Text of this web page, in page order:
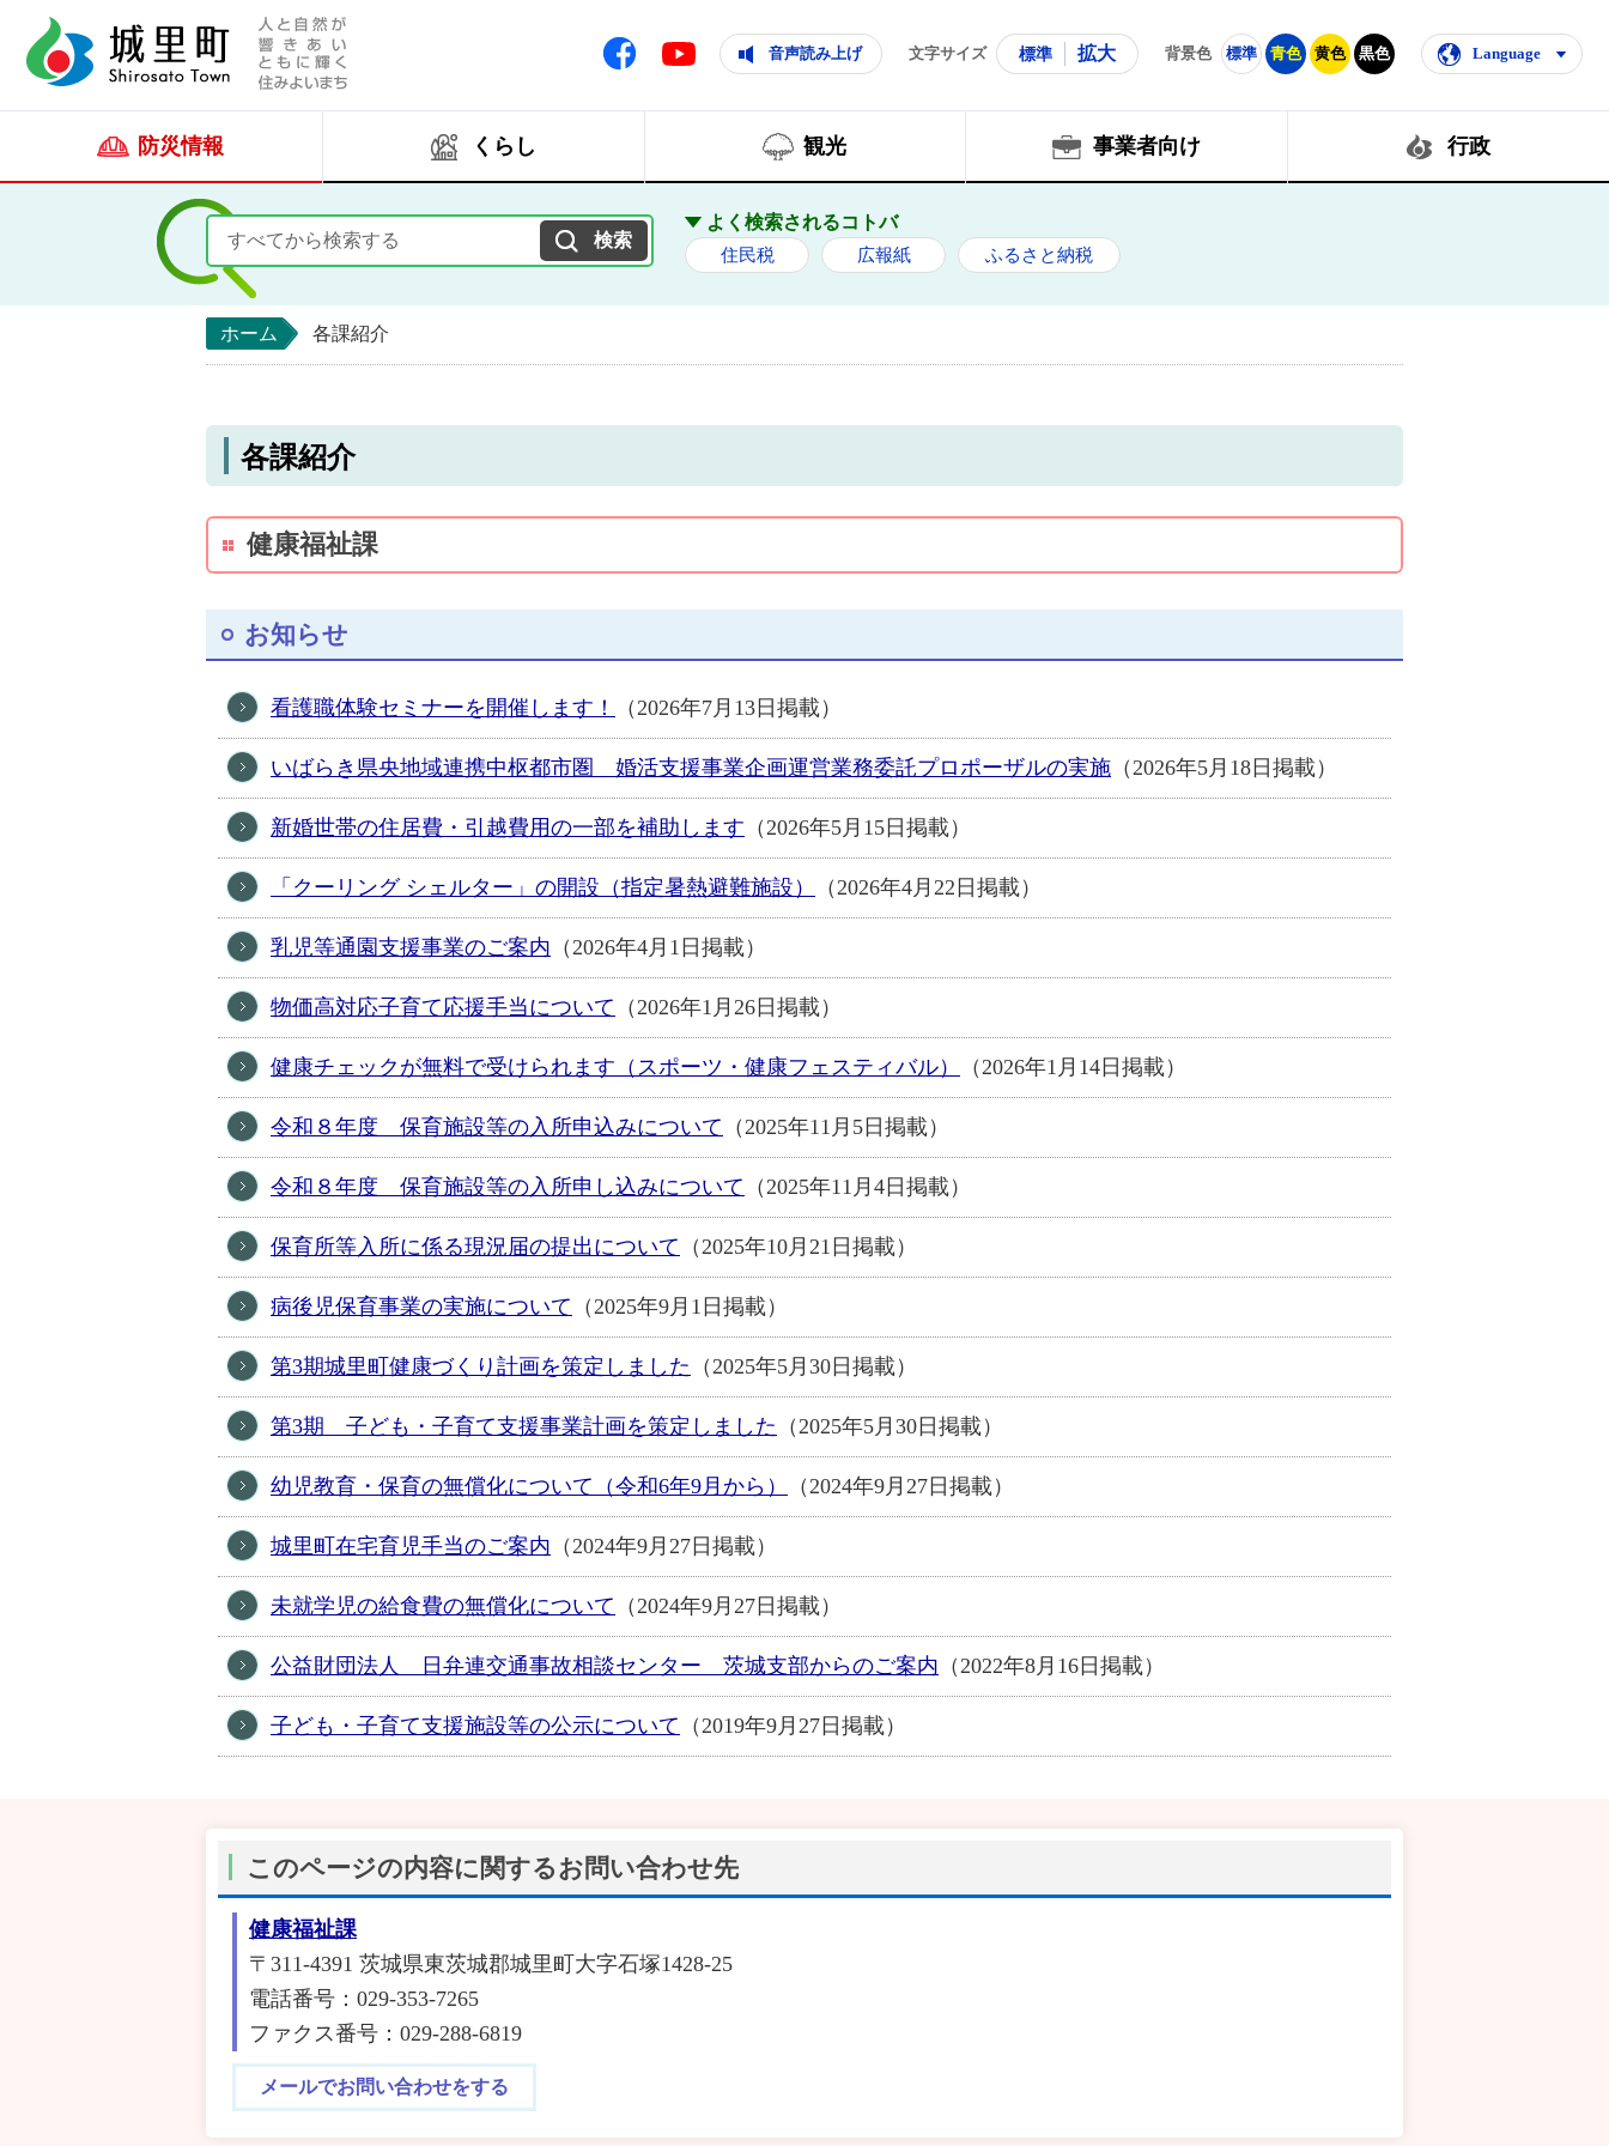
Facebook Youtube 音声読み上げ 文字サイズ 標準 拡大 背景色 標準 青色 黄色 黒色 Language
防災情報 くらし 観光 事業者向け 行政
よく検索されるコトバ
住民税 広報紙 ふるさと納税
ホーム 各課紹介
各課紹介
健康福祉課
お知らせ
看護職体験セミナーを開催します！ （2026年7月13日掲載）
いばらき県央地域連携中枢都市圏 婚活支援事業企画運営業務委託プロポーザルの実施 （2026年5月18日掲載）
新婚世帯の住居費・引越費用の一部を補助します （2026年5月15日掲載）
「クーリング シェルター」の開設（指定暑熱避難施設） （2026年4月22日掲載）
乳児等通園支援事業のご案内 （2026年4月1日掲載）
物価高対応子育て応援手当について （2026年1月26日掲載）
健康チェックが無料で受けられます（スポーツ・健康フェスティバル） （2026年1月14日掲載）
令和８年度 保育施設等の入所申込みについて （2025年11月5日掲載）
令和８年度 保育施設等の入所申し込みについて （2025年11月4日掲載）
保育所等入所に係る現況届の提出について （2025年10月21日掲載）
病後児保育事業の実施について （2025年9月1日掲載）
第3期城里町健康づくり計画を策定しました （2025年5月30日掲載）
第3期 子ども・子育て支援事業計画を策定しました （2025年5月30日掲載）
幼児教育・保育の無償化について（令和6年9月から） （2024年9月27日掲載）
城里町在宅育児手当のご案内 （2024年9月27日掲載）
未就学児の給食費の無償化について （2024年9月27日掲載）
公益財団法人 日弁連交通事故相談センター 茨城支部からのご案内 （2022年8月16日掲載）
子ども・子育て支援施設等の公示について （2019年9月27日掲載）
このページの内容に関するお問い合わせ先
健康福祉課
〒311-4391 茨城県東茨城郡城里町大字石塚1428-25
電話番号：029-353-7265
ファクス番号：029-288-6819
メールでお問い合わせをする